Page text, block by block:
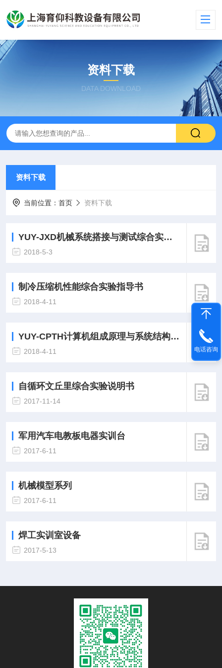
资料下载
DATA DOWNLOAD
资料下载
当前位置： 首页 资料下载
YUY-JXD机械系统搭接与测试综合实验台指导书
2018-5-3
制冷压缩机性能综合实验指导书
2018-4-11
YUY-CPTH计算机组成原理与系统结构实验箱实验指导书
2018-4-11
自循环文丘里综合实验说明书
2017-11-14
军用汽车电教板电器实训台
2017-6-11
机械模型系列
2017-6-11
焊工实训室设备
2017-5-13
电话咨询